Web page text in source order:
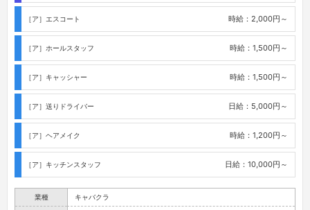
［ア］エスコート 時給：2,000円～
［ア］ホールスタッフ 時給：1,500円～
［ア］キャッシャー 時給：1,500円～
［ア］送りドライバー 日給：5,000円～
［ア］ヘアメイク 時給：1,200円～
［ア］キッチンスタッフ 日給：10,000円～
業種 キャバクラ